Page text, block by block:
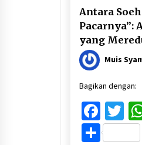
Antara
Pacarnya”:
yang
Muis
Bagikan dengan:
Share